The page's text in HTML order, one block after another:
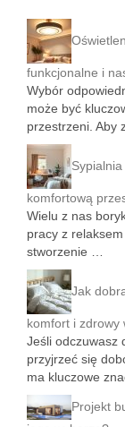
funkcjonalne i
Wybór
może być
przestrzeni. Aby
komfortową
Wielu z nas
pracy z
stworzenie …
Jak
komfort i zdrowy
Jeśli odczuwasz
przyjrzeć się
ma kluczowe
Projekt